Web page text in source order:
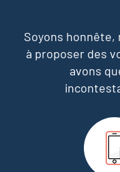
Soyons honnête,
à proposer des
avons